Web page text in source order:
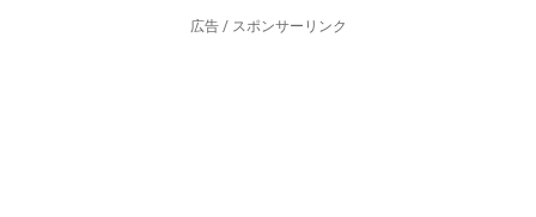
広告 / スポンサーリンク